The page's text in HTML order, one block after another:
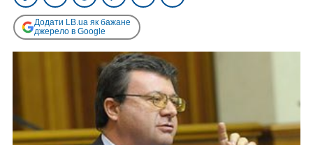
Додати LB.ua як бажане
джерело в Google